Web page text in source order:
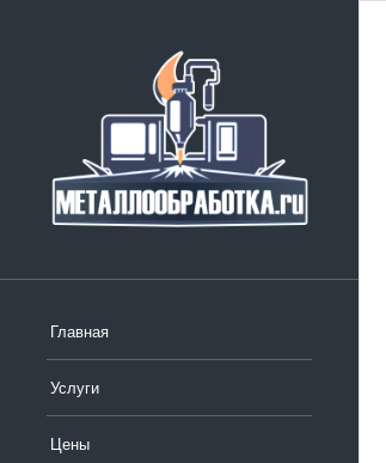
Главная
Услуги
Цены